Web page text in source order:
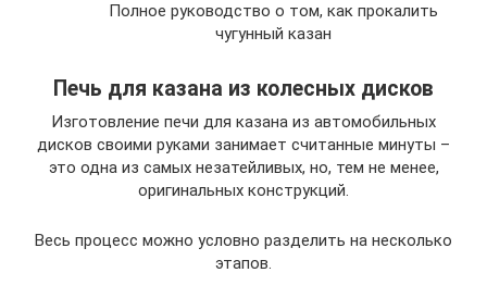
Полное руководство о том, как прокалить
чугунный казан
Печь для казана из колесных дисков
Изготовление печи для казана из автомобильных
дисков своими руками занимает считанные минуты –
это одна из самых незатейливых, но, тем не менее,
оригинальных конструкций.
Весь процесс можно условно разделить на несколько
этапов.